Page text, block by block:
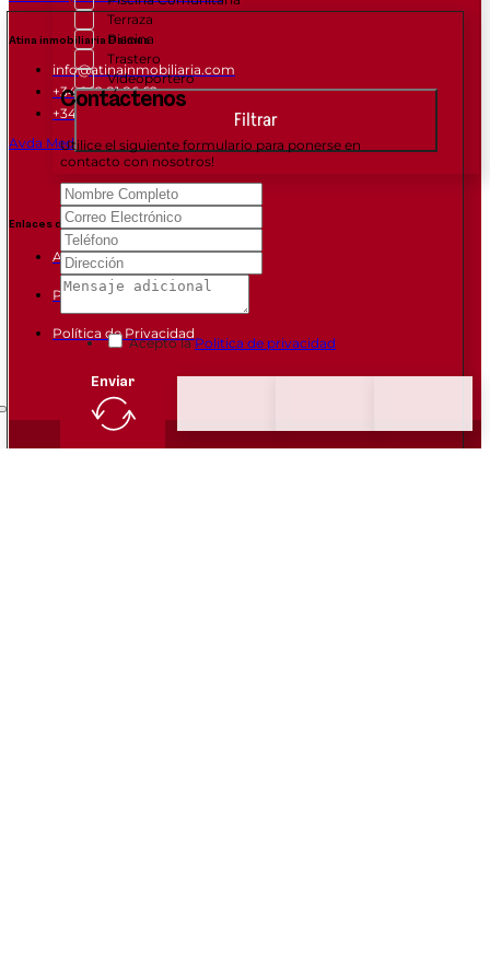
Terraza
Piscina
Trastero
Videoportero
Filtrar
Atina inmobiliaria Daimus
info@atinainmobiliaria.com
+34 962 81 86 62
+34 665 678 895
Avda Mediterranea 1, Daimus (VALENCIA) 46710
Enlaces de interes
Aviso Legal
Política de Cookies
Política de Privacidad
Contáctenos
Utilice el siguiente formulario para ponerse en
contacto con nosotros!
Acepto laPolitica de privacidad
Enviar